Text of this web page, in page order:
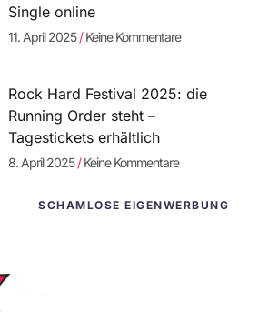
Single online
11. April 2025 Keine Kommentare
Rock Hard Festival 2025: die
Running Order steht –
Tagestickets erhältlich
8. April 2025 Keine Kommentare
SCHAMLOSE EIGENWERBUNG